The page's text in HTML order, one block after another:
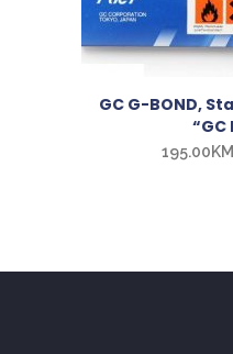
GC G-BOND,
“GC
195.00KM